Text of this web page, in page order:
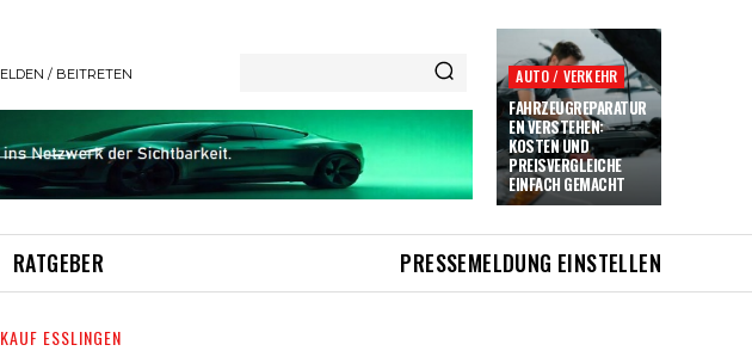
/ BEITRETEN AUTO / VERKEHR
FAHRZEUGREPARATUR
EN VERSTEHEN:
KOSTEN UND
PREISVERGLEICHE
EINFACH GEMACHT
RATGEBER PRESSEMELDUNG EINSTELLEN
ESSLINGEN